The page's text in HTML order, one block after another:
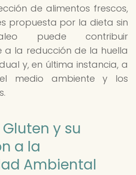
de alimentos frescos,
propuesta por la dieta sin
puede contribuir
a la reducción de la huella
y, en última instancia, a
medio ambiente y los
y su
a la
Ambiental